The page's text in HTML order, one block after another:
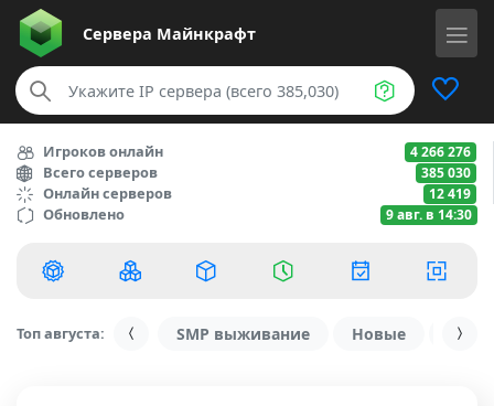
Сервера Майнкрафт
Игроков онлайн 4 266 276
Всего серверов 385 030
Онлайн серверов 12 419
Обновлено 9 авг. в 14:30
Топ августа: SMP выживание Новые С